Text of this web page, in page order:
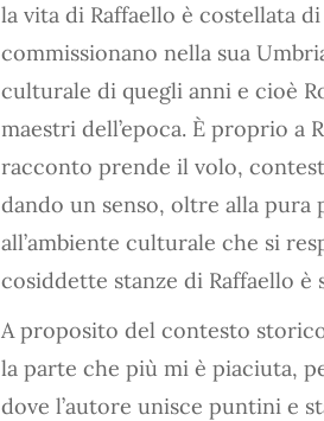
la vita di Raffaello è costellata
commissionano nella sua
culturale di quegli anni e cioè
maestri dell’epoca. È proprio a
racconto prende il volo,
dando un senso, oltre alla pura
all’ambiente culturale che si
cosiddette stanze di Raffaello è
A proposito del contesto
la parte che più mi è piaciuta,
dove l’autore unisce puntini e